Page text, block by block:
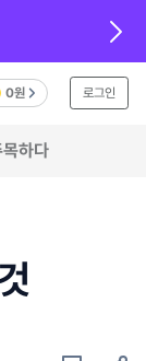
0원 로그인
하다